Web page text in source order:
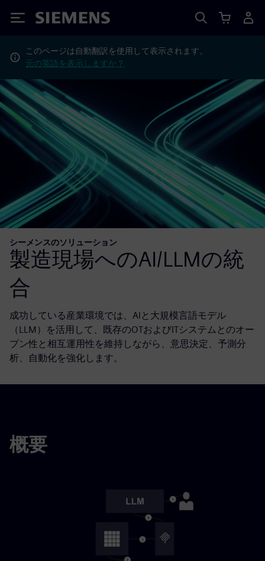
Siemens
このページは自動翻訳を使用して表示されます。
元の英語を表示しますか？
シーメンスのソリューション
製造現場へのAI/LLMの統
合
成功している産業環境では、AIと大規模言語モデル
（LLM）を活用して、既存のOTおよびITシステムとのオー
プン性と相互運用性を維持しながら、意思決定、予測分
析、自動化を強化します。
概要